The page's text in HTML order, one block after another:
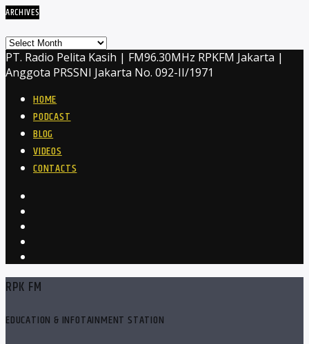
ARCHIVES
Archives
PT. Radio Pelita Kasih | FM96.30MHz RPKFM Jakarta |
Anggota PRSSNI Jakarta No. 092-II/1971
HOME
PODCAST
BLOG
VIDEOS
CONTACTS
RPK FM
EDUCATION & INFOTAINMENT STATION